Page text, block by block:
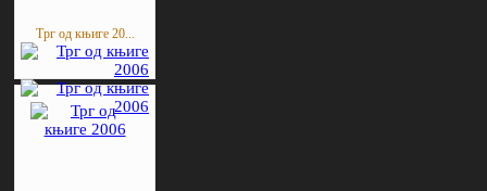
Трг од књиге 20...